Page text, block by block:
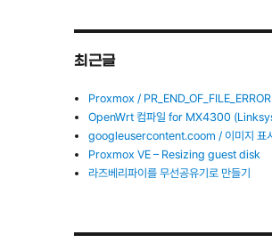
최근글
Proxmox / PR_END_OF_FILE_ERROR
OpenWrt 컴파일 for MX4300
googleusercontent.coom / 이미지 표
Proxmox VE – Resizing guest disk
라즈베리파이를 무선공유기로 만들기